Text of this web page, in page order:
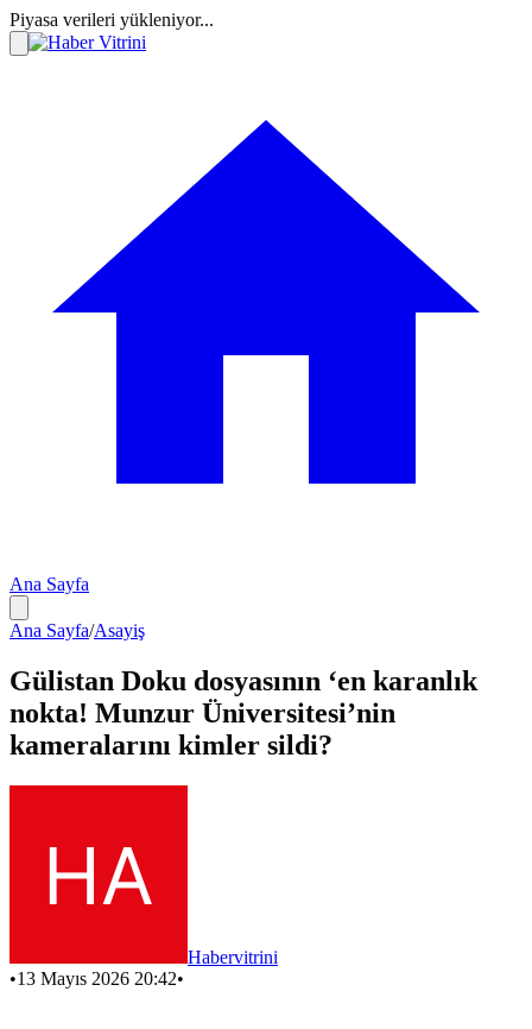
Piyasa verileri yükleniyor...
Ana Sayfa
Ana Sayfa/Asayiş
Gülistan Doku dosyasının ‘en karanlık
nokta! Munzur Üniversitesi’nin
kameralarını kimler sildi?
Habervitrini
•13 Mayıs 2026 20:42•